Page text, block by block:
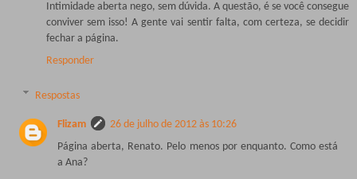
Intimidade aberta nego, sem dúvida. A questão, é se você consegue
conviver sem isso! A gente vai sentir falta, com certeza, se decidir
fechar a página.
Responder
Respostas
Flizam
26 de julho de 2012 às 10:26
Página aberta, Renato. Pelo menos por enquanto. Como está
a Ana?